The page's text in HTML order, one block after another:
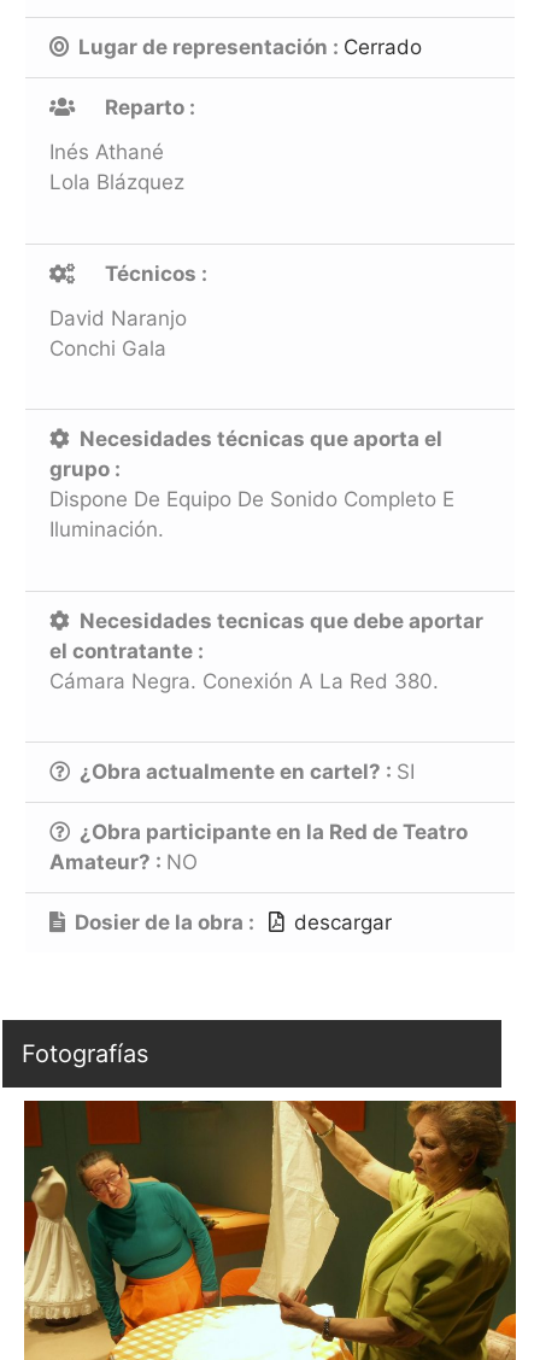
Lugar de representación : Cerrado
Reparto :
Inés Athané
Lola Blázquez
Técnicos :
David Naranjo
Conchi Gala
Necesidades técnicas que aporta el
grupo :
Dispone De Equipo De Sonido Completo E
Iluminación.
Necesidades tecnicas que debe aportar
el contratante :
Cámara Negra. Conexión A La Red 380.
¿Obra actualmente en cartel? : SI
¿Obra participante en la Red de Teatro
Amateur? : NO
Dosier de la obra : descargar
Fotografías